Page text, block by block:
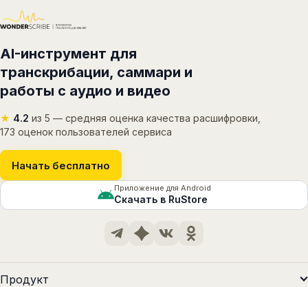
AI-инструмент для
транскрибации, саммари и
работы с аудио и видео
★ 4.2 из 5 — средняя оценка качества расшифровки,
173 оценок пользователей сервиса
Начать бесплатно
Приложение для Android
Скачать в RuStore
Продукт